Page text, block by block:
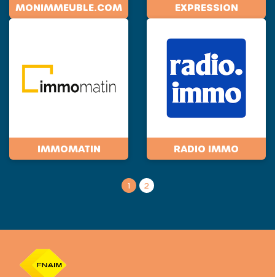
MONIMMEUBLE.COM EXPRESSION
IMMOMATIN RADIO IMMO
1 2